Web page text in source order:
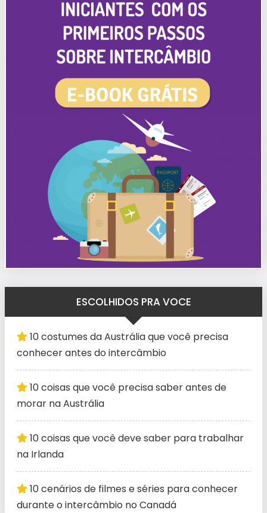
ESCOLHIDOS PRA VOCE
10 costumes da Austrália que você precisa
conhecer antes do intercâmbio
10 coisas que você precisa saber antes de
morar na Austrália
10 coisas que você deve saber para trabalhar
na Irlanda
10 cenários de filmes e séries para conhecer
durante o intercâmbio no Canadá